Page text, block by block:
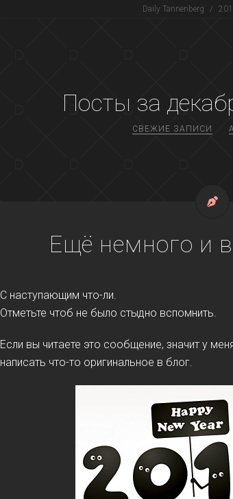
Daily Tannenberg /
Посты за
СВЕЖИЕ ЗАПИСИ
Ещё немного и
С наступающим что-ли.
Отметьте чтоб не было стыдно вспомнить.
Если вы читаете это сообщение, значит у
написать что-то оригинальное в блог.